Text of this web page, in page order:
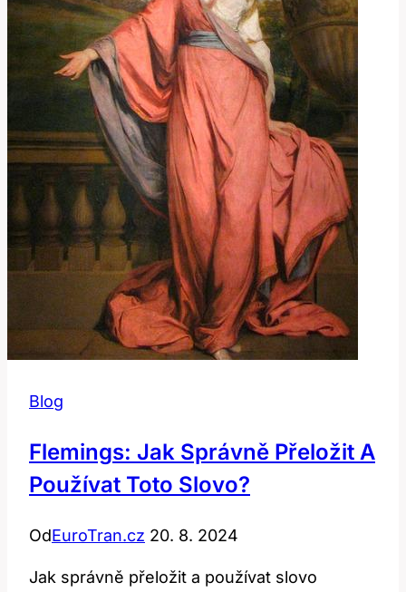
Blog
Flemings: Jak Správně Přeložit A
Používat Toto Slovo?
OdEuroTran.cz 20. 8. 2024
Jak správně přeložit a používat slovo